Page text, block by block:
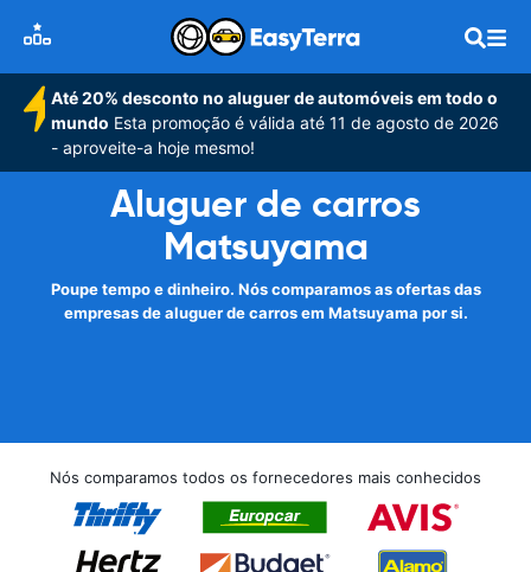
Até 20% desconto no aluguer de automóveis em todo o
mundo Esta promoção é válida até 11 de agosto de 2026
- aproveite-a hoje mesmo!
Aluguer de carros
Matsuyama
Poupe tempo e dinheiro. Nós comparamos as ofertas das
empresas de aluguer de carros em Matsuyama por si.
Nós comparamos todos os fornecedores mais conhecidos